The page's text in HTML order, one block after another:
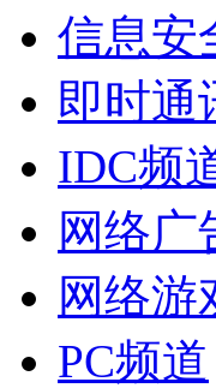
信息安
即时通
IDC频
网络广
网络游
PC频道